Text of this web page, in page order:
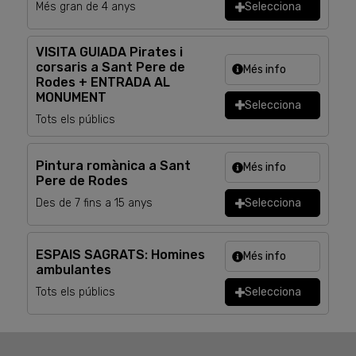
Més gran de 4 anys Selecciona
VISITA GUIADA Pirates i
corsaris a Sant Pere de
Rodes + ENTRADA AL
MONUMENT
Tots els públics
Més info
Selecciona
Pintura romànica a Sant
Pere de Rodes
Des de 7 fins a 15 anys
Més info
Selecciona
ESPAIS SAGRATS: Homines
ambulantes
Tots els públics
Més info
Selecciona